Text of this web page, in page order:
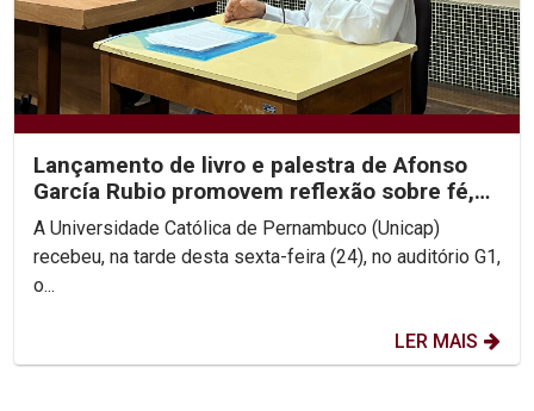
Lançamento de livro e palestra de Afonso
García Rubio promovem reflexão sobre fé,
Igreja e esperança
A Universidade Católica de Pernambuco (Unicap)
recebeu, na tarde desta sexta-feira (24), no auditório G1,
o...
LER MAIS